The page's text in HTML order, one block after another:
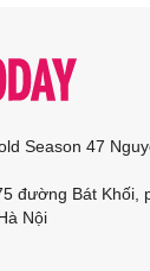
Season 47
đường Bát Khối,
Nội